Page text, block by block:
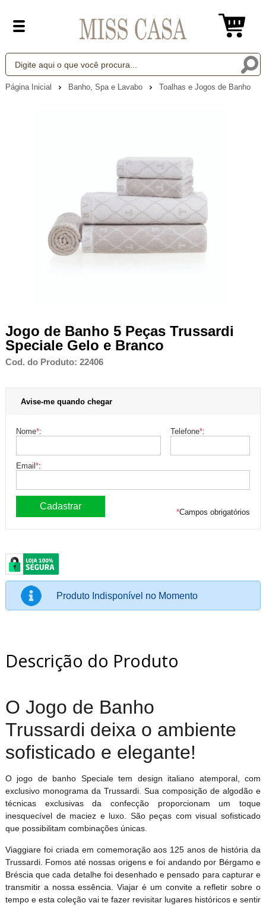
Página Inicial Banho, Spa e Lavabo Toalhas e Jogos de Banho
Jogo de Banho 5 Peças Trussardi
Speciale Gelo e Branco
Cod. do Produto: 22406
Avise-me quando chegar
Nome*: Telefone*:
Email*:
*Campos obrigatórios
Produto Indisponível no Momento
Descrição do Produto
O Jogo de Banho
Trussardi deixa o ambiente
sofisticado e elegante!
O jogo de banho Speciale tem design italiano atemporal, com
exclusivo monograma da Trussardi. Sua composição de algodão e
técnicas exclusivas da confecção proporcionam um toque
inesquecível de maciez e luxo. São peças com visual sofisticado
que possibilitam combinações únicas.
Viaggiare foi criada em comemoração aos 125 anos de história da
Trussardi. Fomos até nossas origens e foi andando por Bérgamo e
Bréscia que cada detalhe foi desenhado e pensado para capturar e
transmitir a nossa essência. Viajar é um convite a refletir sobre o
tempo e esta coleção vai te fazer revisitar lugares históricos e sentir